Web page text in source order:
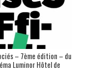
– 7ème édition – du
Luminor Hôtel de